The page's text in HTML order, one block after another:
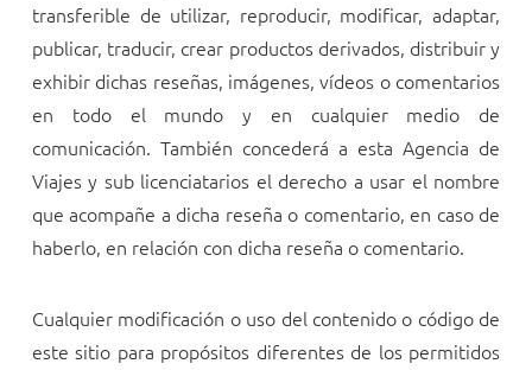
transferible de utilizar, reproducir, modificar, adaptar,
publicar, traducir, crear productos derivados, distribuir y
exhibir dichas reseñas, imágenes, vídeos o comentarios
en todo el mundo y en cualquier medio de
comunicación. También concederá a esta Agencia de
Viajes y sub licenciatarios el derecho a usar el nombre
que acompañe a dicha reseña o comentario, en caso de
haberlo, en relación con dicha reseña o comentario.
Cualquier modificación o uso del contenido o código de
este sitio para propósitos diferentes de los permitidos